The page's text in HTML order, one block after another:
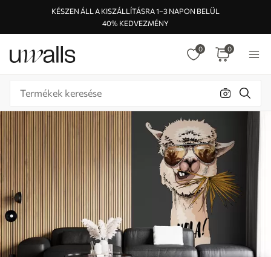
KÉSZEN ÁLL A KISZÁLLÍTÁSRA 1–3 NAPON BELÜL
40% KEDVEZMÉNY
0 0